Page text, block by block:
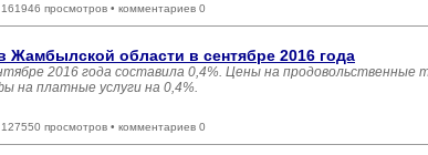
161946 просмотров • комментариев 0
области в сентябре 2016 года
2016 года составила 0,4%. Цены на продовольственные
на платные услуги на 0,4%.
127550 просмотров • комментариев 0